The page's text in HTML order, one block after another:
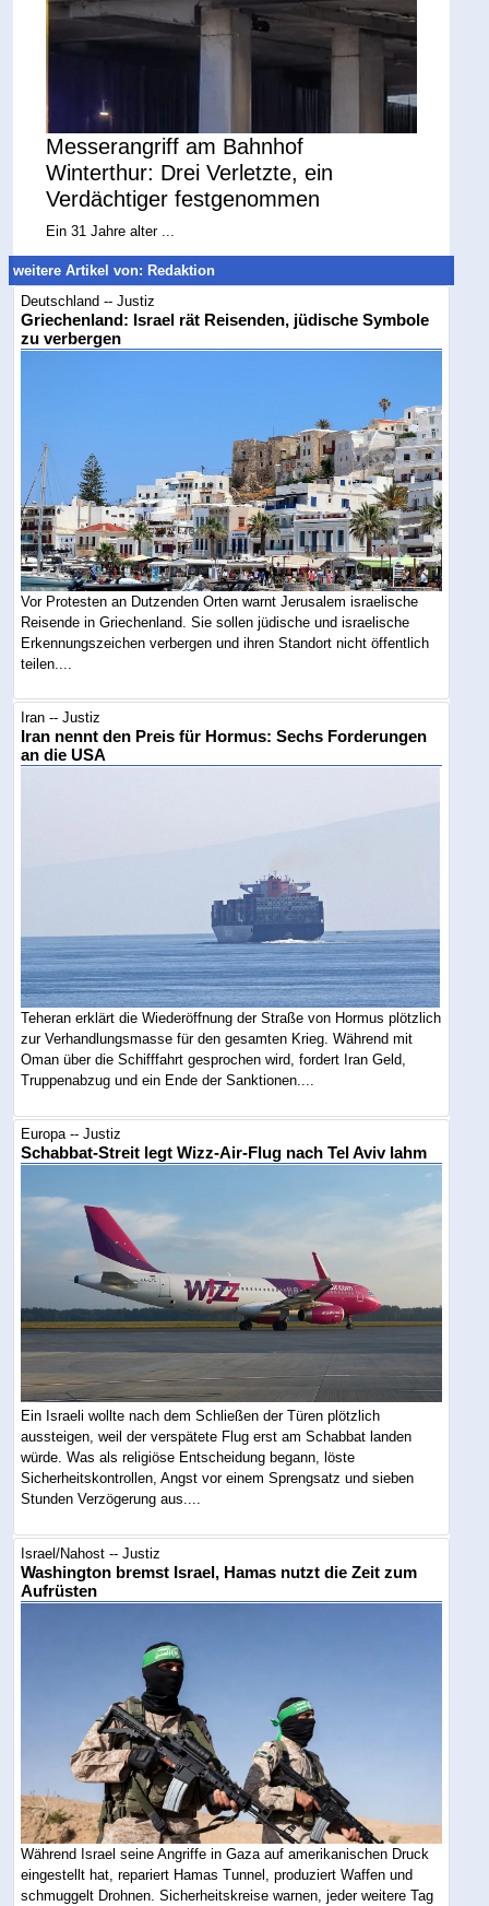
Messerangriff am Bahnhof
Winterthur: Drei Verletzte, ein
Verdächtiger festgenommen
Ein 31 Jahre alter ...
weitere Artikel von: Redaktion
Deutschland -- Justiz
Griechenland: Israel rät Reisenden, jüdische Symbole
zu verbergen
Vor Protesten an Dutzenden Orten warnt Jerusalem israelische
Reisende in Griechenland. Sie sollen jüdische und israelische
Erkennungszeichen verbergen und ihren Standort nicht öffentlich
teilen....
Iran -- Justiz
Iran nennt den Preis für Hormus: Sechs Forderungen
an die USA
Teheran erklärt die Wiederöffnung der Straße von Hormus plötzlich
zur Verhandlungsmasse für den gesamten Krieg. Während mit
Oman über die Schifffahrt gesprochen wird, fordert Iran Geld,
Truppenabzug und ein Ende der Sanktionen....
Europa -- Justiz
Schabbat-Streit legt Wizz-Air-Flug nach Tel Aviv lahm
Ein Israeli wollte nach dem Schließen der Türen plötzlich
aussteigen, weil der verspätete Flug erst am Schabbat landen
würde. Was als religiöse Entscheidung begann, löste
Sicherheitskontrollen, Angst vor einem Sprengsatz und sieben
Stunden Verzögerung aus....
Israel/Nahost -- Justiz
Washington bremst Israel, Hamas nutzt die Zeit zum
Aufrüsten
Während Israel seine Angriffe in Gaza auf amerikanischen Druck
eingestellt hat, repariert Hamas Tunnel, produziert Waffen und
schmuggelt Drohnen. Sicherheitskreise warnen, jeder weitere Tag